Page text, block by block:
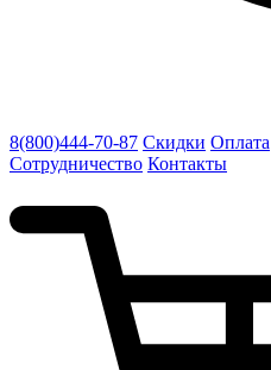
8(800)444-70-87 Скидки Оплата
Сотрудничество Контакты